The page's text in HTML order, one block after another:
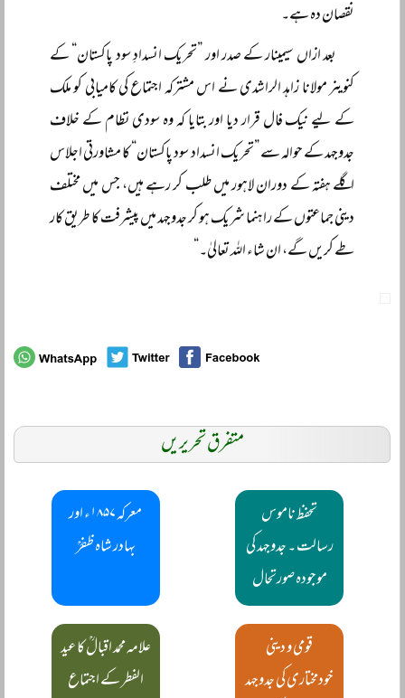
نقصان دہ ہے۔
بعد ازاں سیمینار کے صدر اور ”تحریک انسدادِ سود پاکستان“ کے
کنوینر مولانا زاہد الراشدی نے اس مشترکہ اجتماع کی کامیابی کو ملک
کے لیے نیک فال قرار دیا اور بتایا کہ وہ سودی نظام کے خلاف
جدوجہد کے حوالہ سے ”تحریک انسداد سود پاکستان“ کا مشاورتی اجلاس
اگلے ہفتہ کے دوران لاہور میں طلب کر رہے ہیں، جس میں مختلف
دینی جماعتوں کے راہنما شریک ہو کر جدوجہد میں پیشرفت کا طریق کار
طے کریں گے، ان شاء اللہ تعالیٰ۔“
متفرق تحریریں
تحفظ ناموس
رسالت ۔ جدوجہد کی
موجودہ صورتحال
معرکہ ۱۸۵۷ء اور
بہادر شاہ ظفرؒ
قومی و دینی
خودمختاری کی جدوجہد
علامہ محمد اقبالؒ کا عید
الفطر کے اجتماع